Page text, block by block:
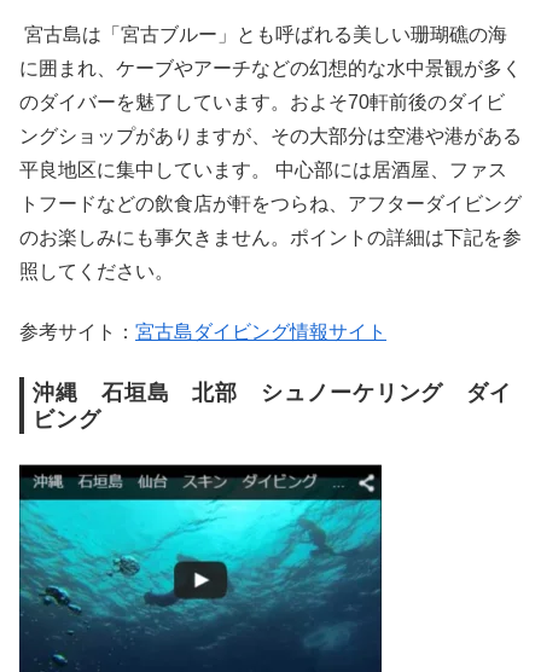
宮古島は「宮古ブルー」とも呼ばれる美しい珊瑚礁の海
に囲まれ、ケーブやアーチなどの幻想的な水中景観が多く
のダイバーを魅了しています。およそ70軒前後のダイビ
ングショップがありますが、その大部分は空港や港がある
平良地区に集中しています。 中心部には居酒屋、ファス
トフードなどの飲食店が軒をつらね、アフターダイビング
のお楽しみにも事欠きません。ポイントの詳細は下記を参
照してください。
参考サイト： 宮古島ダイビング情報サイト
沖縄 石垣島 北部 シュノーケリング ダイ
ビング